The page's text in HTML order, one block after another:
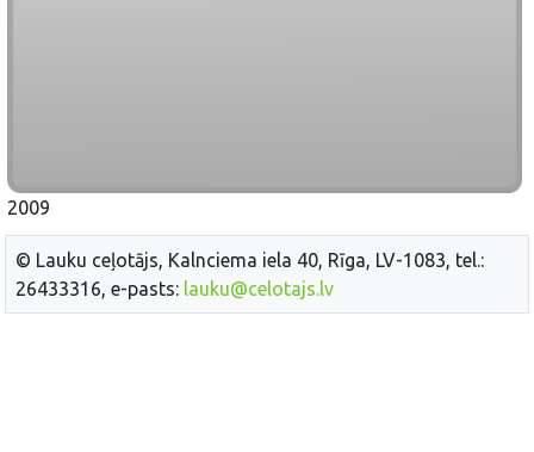
2009
© Lauku ceļotājs, Kalnciema iela 40, Rīga, LV-1083, tel.:
26433316, e-pasts: lauku@celotajs.lv